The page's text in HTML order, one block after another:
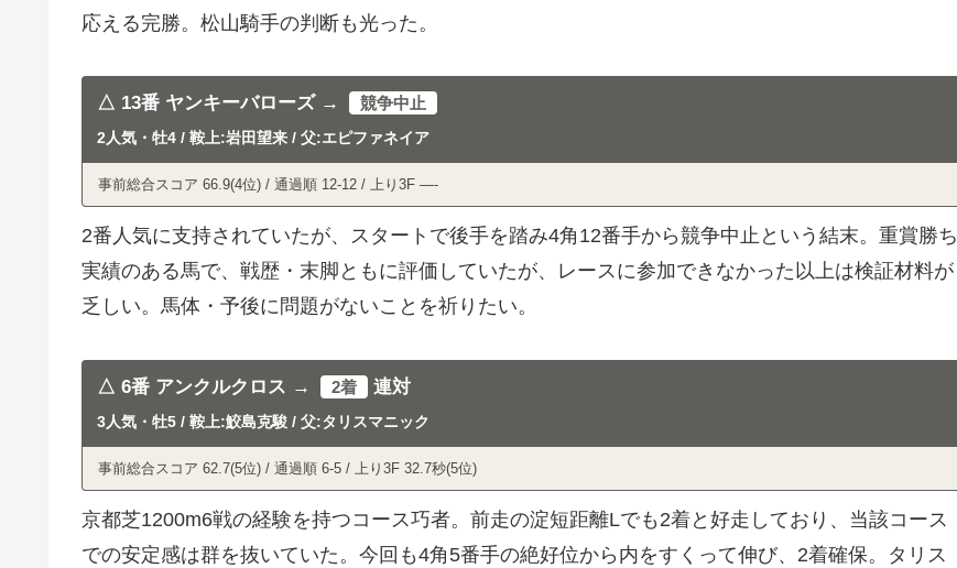
応える完勝。松山騎手の判断も光った。
△ 13番 ヤンキーバローズ → 競争中止
2人気・牡4 / 鞍上:岩田望来 / 父:エピファネイア
事前総合スコア 66.9(4位) / 通過順 12-12 / 上り3F —-
2番人気に支持されていたが、スタートで後手を踏み4角12番手から競争中止という結末。重賞勝ち
実績のある馬で、戦歴・末脚ともに評価していたが、レースに参加できなかった以上は検証材料が
乏しい。馬体・予後に問題がないことを祈りたい。
△ 6番 アンクルクロス → 2着 連対
3人気・牡5 / 鞍上:鮫島克駿 / 父:タリスマニック
事前総合スコア 62.7(5位) / 通過順 6-5 / 上り3F 32.7秒(5位)
京都芝1200m6戦の経験を持つコース巧者。前走の淀短距離Lでも2着と好走しており、当該コース
での安定感は群を抜いていた。今回も4角5番手の絶好位から内をすくって伸び、2着確保。タリス